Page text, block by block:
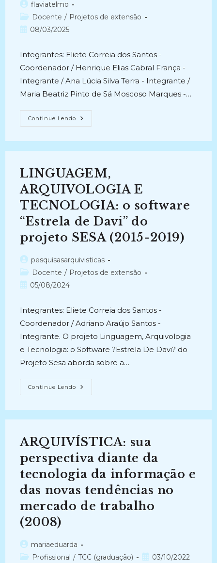
Autor
do
post:
flaviatelmo
Categoria
do
Docente / Projetos de extensão
Post08/03/2025
Integrantes: Eliete Correia dos Santos -
Coordenador / Henrique Elias Cabral França -
Integrante / Ana Lúcia Silva Terra - Integrante /
Maria Beatriz Pinto de Sá Moscoso Marques -…
Continue Lendo PROGRAMA:
SEMINÁRIO
TECNOLOGIA,
PRÁTICAS
(2019-
Atual)
LINGUAGEM,
ARQUIVOLOGIA E
TECNOLOGIA: o software
“Estrela de Davi” do
projeto SESA (2015-2019)
Autor
do
post:
pesquisasarquivisticas
Categoria
do
Docente / Projetos de extensão
Post05/08/2024
Integrantes: Eliete Correia dos Santos -
Coordenador / Adriano Araújo Santos -
Integrante. O projeto Linguagem, Arquivologia
e Tecnologia: o Software ?Estrela De Davi? do
Projeto Sesa aborda sobre a…
Continue Lendo LINGUAGEM,
ARQUIVOLOGIA
Software
De
Davi”
Do
Projeto
SESA
(2015-
2019)
ARQUIVÍSTICA: sua
perspectiva diante da
tecnologia da informação e
das novas tendências no
mercado de trabalho
(2008)
Autor
do
mariaeduarda
Categoria
Profissional / TCC (graduação)
Post03/10/2022